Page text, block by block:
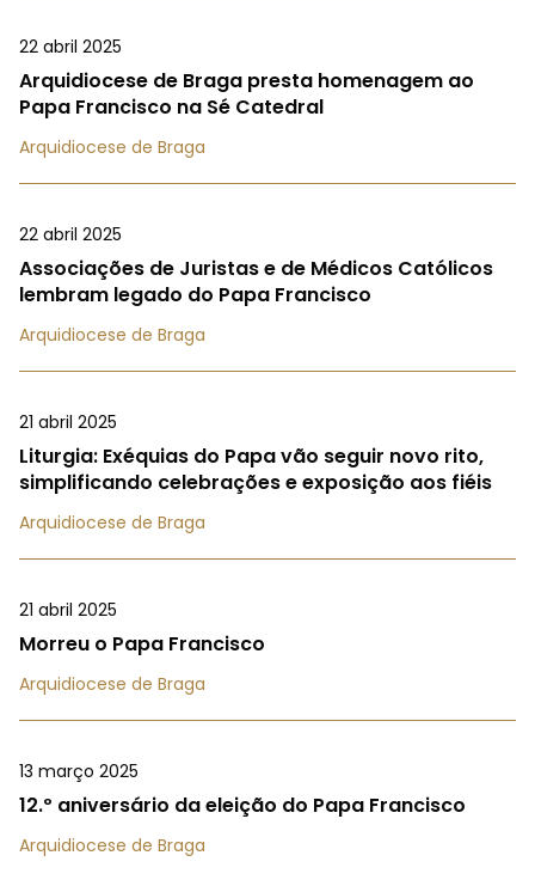
22 abril 2025
Arquidiocese de Braga presta homenagem ao
Papa Francisco na Sé Catedral
Arquidiocese de Braga
22 abril 2025
Associações de Juristas e de Médicos Católicos
lembram legado do Papa Francisco
Arquidiocese de Braga
21 abril 2025
Liturgia: Exéquias do Papa vão seguir novo rito,
simplificando celebrações e exposição aos fiéis
Arquidiocese de Braga
21 abril 2025
Morreu o Papa Francisco
Arquidiocese de Braga
13 março 2025
12.º aniversário da eleição do Papa Francisco
Arquidiocese de Braga